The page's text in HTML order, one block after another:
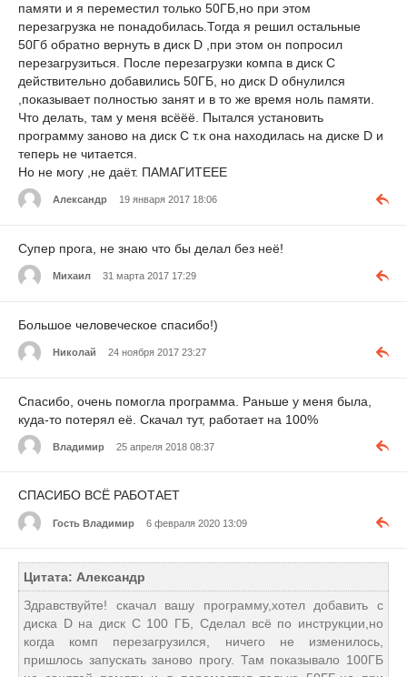
памяти и я переместил только 50ГБ,но при этом
перезагрузка не понадобилась.Тогда я решил остальные
50Гб обратно вернуть в диск D ,при этом он попросил
перезагрузиться. После перезагрузки компа в диск C
действительно добавились 50ГБ, но диск D обнулился
,показывает полностью занят и в то же время ноль памяти.
Что делать, там у меня всёёё. Пытался установить
программу заново на диск С т.к она находилась на диске D и
теперь не читается.
Но не могу ,не даёт. ПАМАГИТЕЕЕ
Александр 19 января 2017 18:06
Супер прога, не знаю что бы делал без неё!
Михаил 31 марта 2017 17:29
Большое человеческое спасибо!)
Николай 24 ноября 2017 23:27
Спасибо, очень помогла программа. Раньше у меня была,
куда-то потерял её. Скачал тут, работает на 100%
Владимир 25 апреля 2018 08:37
СПАСИБО ВСЁ РАБОТАЕТ
Гость Владимир 6 февраля 2020 13:09
Цитата: Александр
Здравствуйте! скачал вашу программу,хотел добавить с
диска D на диск C 100 ГБ, Сделал всё по инструкции,но
когда комп перезагрузился, ничего не изменилось,
пришлось запускать заново прогу. Там показывало 100ГБ